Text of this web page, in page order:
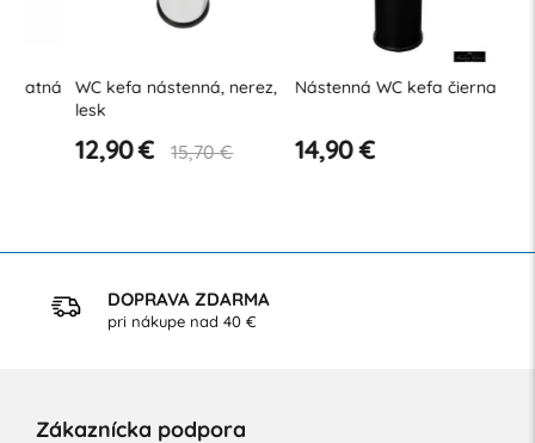
WC kefa nástenná, nerez,
12,90 € 15,70 €
Nástenná WC kefa čierna
14,90 €
DOPRAVA ZDARMA
pri nákupe nad 40 €
Zákaznícka podpora